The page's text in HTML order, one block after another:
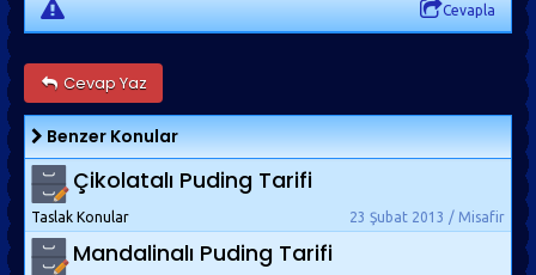
Cevapla
Cevap Yaz
Benzer Konular
Çikolatalı Puding Tarifi
23 Şubat 2013 / Misafir
Taslak Konular
Mandalinalı Puding Tarifi